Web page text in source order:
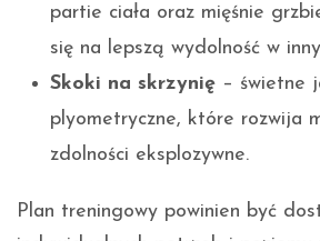
partie ciała oraz mięśnie
się na lepszą wydolność w
Skoki na skrzynię – świetne
plyometryczne, które rozwija
zdolności eksplozywne.
Plan treningowy powinien być